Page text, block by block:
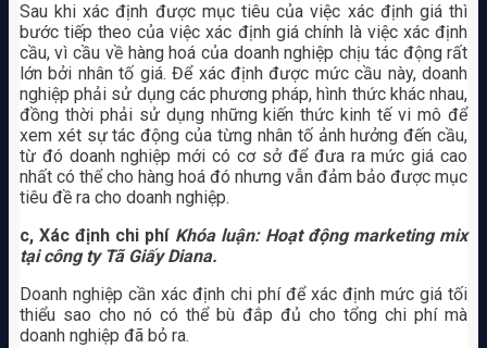
Sau khi xác định được mục tiêu của việc xác định giá thì
bước tiếp theo của việc xác định giá chính là việc xác định
cầu, vì cầu về hàng hoá của doanh nghiệp chịu tác động rất
lớn bởi nhân tố giá. Để xác định được mức cầu này, doanh
nghiệp phải sử dụng các phương pháp, hình thức khác nhau,
đồng thời phải sử dụng những kiến thức kinh tế vi mô để
xem xét sự tác động của từng nhân tố ảnh hưởng đến cầu,
từ đó doanh nghiệp mới có cơ sở để đưa ra mức giá cao
nhất có thể cho hàng hoá đó nhưng vẫn đảm bảo được mục
tiêu đề ra cho doanh nghiệp.
c, Xác định chi phí Khóa luận: Hoạt động marketing mix
tại công ty Tã Giấy Diana.
Doanh nghiệp cần xác định chi phí để xác định mức giá tối
thiểu sao cho nó có thể bù đắp đủ cho tổng chi phí mà
doanh nghiệp đã bỏ ra.